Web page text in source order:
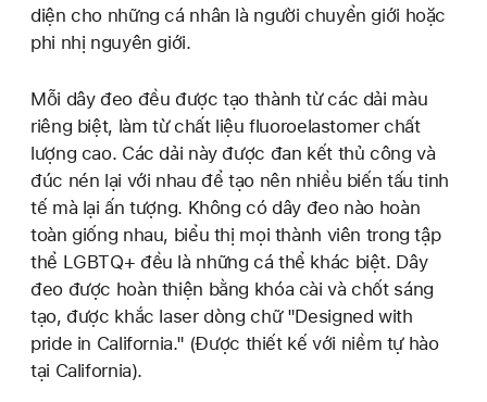
diện cho những cá nhân là người chuyển giới hoặc
phi nhị nguyên giới.
Mỗi dây đeo đều được tạo thành từ các dải màu
riêng biệt, làm từ chất liệu fluoroelastomer chất
lượng cao. Các dải này được đan kết thủ công và
đúc nén lại với nhau để tạo nên nhiều biến tấu tinh
tế mà lại ấn tượng. Không có dây đeo nào hoàn
toàn giống nhau, biểu thị mọi thành viên trong tập
thể LGBTQ+ đều là những cá thể khác biệt. Dây
đeo được hoàn thiện bằng khóa cài và chốt sáng
tạo, được khắc laser dòng chữ "Designed with
pride in California." (Được thiết kế với niềm tự hào
tại California).